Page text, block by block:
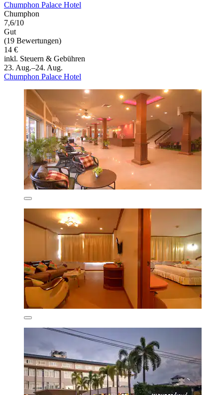
Chumphon Palace Hotel
Chumphon
7,6/10
Gut
(19 Bewertungen)
14 €
inkl. Steuern & Gebühren
23. Aug.–24. Aug.
Chumphon Palace Hotel